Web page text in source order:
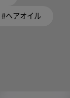
#ヘアオイル